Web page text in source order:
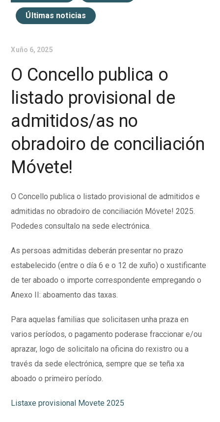
Últimas noticias
Xuño 6, 2025
O Concello publica o
listado provisional de
admitidos/as no
obradoiro de conciliación
Móvete!
O Concello publica o listado provisional de admitidos e
admitidas no obradoiro de conciliación Móvete! 2025.
Podedes consultalo na sede electrónica.
As persoas admitidas deberán presentar no prazo
estabelecido (entre o día 6 e o 12 de xuño) o xustificante
de ter aboado o importe correspondente empregando o
Anexo II: aboamento das taxas.
Para aquelas familias que solicitasen unha praza en
varios períodos, o pagamento poderase fraccionar e/ou
aprazar, logo de solicitalo na oficina do rexistro ou a
través da sede electrónica, sempre que se teña xa
aboado o primeiro período.
Listaxe provisional Movete 2025